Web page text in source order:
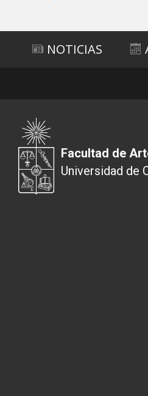
NOTICIAS
Facultad de
Universidad de